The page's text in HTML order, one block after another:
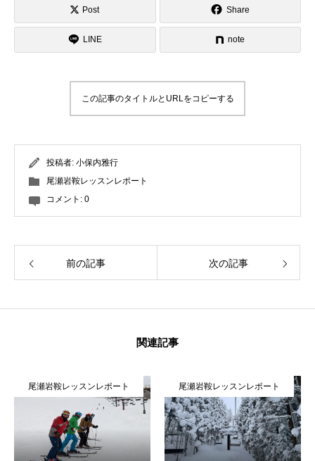
て、自分のコブスタイルを見つけませ
んか？ゲレンデで見かけたらお気軽に
Post Share
LINE note
この記事のタイトルとURLをコピーする
投稿者: 小保内雅行
尾瀬岩鞍レッスンレポート
コメント: 0
前の記事 次の記事
関連記事
尾瀬岩鞍レッスンレポート 尾瀬岩鞍レッスンレポート